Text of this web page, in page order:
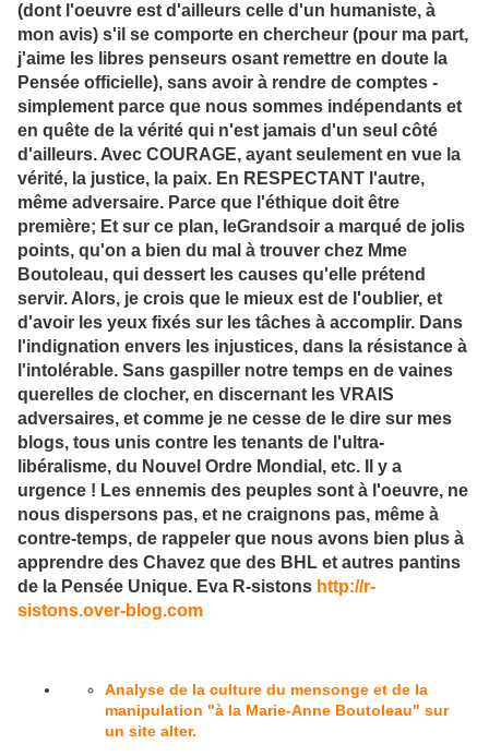
(dont l'oeuvre est d'ailleurs celle d'un humaniste, à
mon avis) s'il se comporte en chercheur (pour ma part,
j'aime les libres penseurs osant remettre en doute la
Pensée officielle), sans avoir à rendre de comptes -
simplement parce que nous sommes indépendants et
en quête de la vérité qui n'est jamais d'un seul côté
d'ailleurs. Avec COURAGE, ayant seulement en vue la
vérité, la justice, la paix. En RESPECTANT l'autre,
même adversaire. Parce que l'éthique doit être
première; Et sur ce plan, leGrandsoir a marqué de jolis
points, qu'on a bien du mal à trouver chez Mme
Boutoleau, qui dessert les causes qu'elle prétend
servir. Alors, je crois que le mieux est de l'oublier, et
d'avoir les yeux fixés sur les tâches à accomplir. Dans
l'indignation envers les injustices, dans la résistance à
l'intolérable. Sans gaspiller notre temps en de vaines
querelles de clocher, en discernant les VRAIS
adversaires, et comme je ne cesse de le dire sur mes
blogs, tous unis contre les tenants de l'ultra-
libéralisme, du Nouvel Ordre Mondial, etc. Il y a
urgence ! Les ennemis des peuples sont à l'oeuvre, ne
nous dispersons pas, et ne craignons pas, même à
contre-temps, de rappeler que nous avons bien plus à
apprendre des Chavez que des BHL et autres pantins
de la Pensée Unique. Eva R-sistons http://r-
sistons.over-blog.com
Analyse de la culture du mensonge et de la
manipulation "à la Marie-Anne Boutoleau" sur
un site alter.